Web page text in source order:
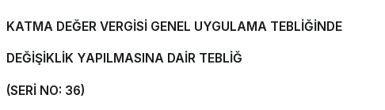
KATMA DEĞER VERGİSİ GENEL UYGULAMA TEBLİĞİNDE
DEĞİŞİKLİK YAPILMASINA DAİR TEBLİĞ
(SERİ NO: 36)